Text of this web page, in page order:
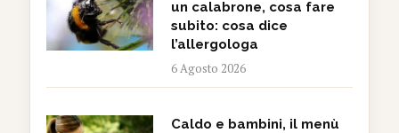
un calabrone, cosa fare
subito: cosa dice
l’allergologa
6 Agosto 2026
Caldo e bambini, il menù